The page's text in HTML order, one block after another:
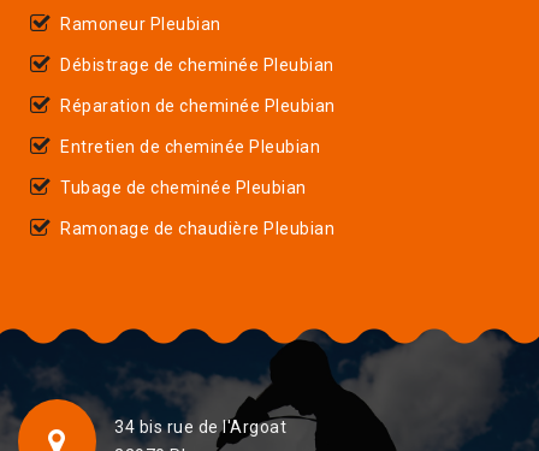
Ramoneur Pleubian
Débistrage de cheminée Pleubian
Réparation de cheminée Pleubian
Entretien de cheminée Pleubian
Tubage de cheminée Pleubian
Ramonage de chaudière Pleubian
34 bis rue de l'Argoat